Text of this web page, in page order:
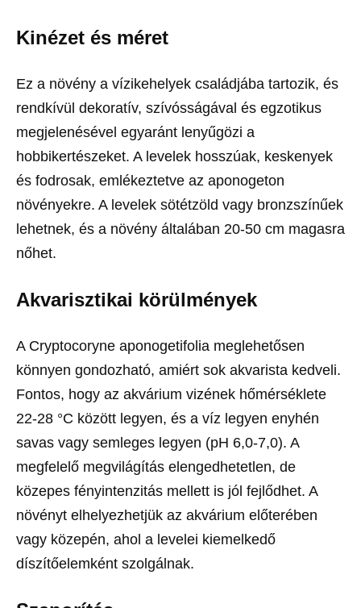
Kinézet és méret
Ez a növény a vízikehelyek családjába tartozik, és
rendkívül dekoratív, szívósságával és egzotikus
megjelenésével egyaránt lenyűgözi a
hobbikertészeket. A levelek hosszúak, keskenyek
és fodrosak, emlékeztetve az aponogeton
növényekre. A levelek sötétzöld vagy bronzszínűek
lehetnek, és a növény általában 20-50 cm magasra
nőhet.
Akvarisztikai körülmények
A Cryptocoryne aponogetifolia meglehetősen
könnyen gondozható, amiért sok akvarista kedveli.
Fontos, hogy az akvárium vizének hőmérséklete
22-28 °C között legyen, és a víz legyen enyhén
savas vagy semleges legyen (pH 6,0-7,0). A
megfelelő megvilágítás elengedhetetlen, de
közepes fényintenzitás mellett is jól fejlődhet. A
növényt elhelyezhetjük az akvárium előterében
vagy közepén, ahol a levelei kiemelkedő
díszítőelemként szolgálnak.